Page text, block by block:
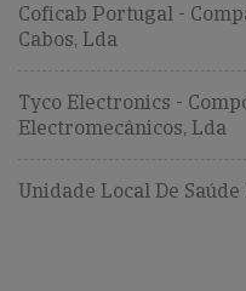
Coficab Portugal -
Cabos, Lda
Tyco Electronics -
Electromecânicos, Lda
Unidade Local De Saúde